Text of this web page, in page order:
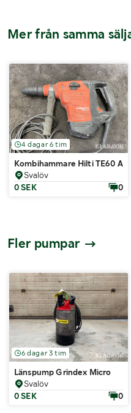
Mer från samma
4 dagar 6 tim
Kombihammare Hilti TE60
Svalöv
0 SEK
0
Fler pumpar
6 dagar 3 tim
Länspump Grindex Micro
Svalöv
0 SEK
0